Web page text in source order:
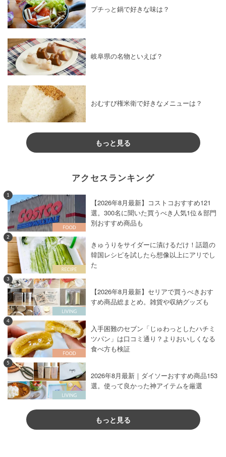
プチっと鍋で好きな味は？
岐阜県の名物といえば？
おむすび権米衛で好きなメニューは？
もっと見る
アクセスランキング
1
【2026年8月最新】コストコおすすめ121
選。300名に聞いた買うべき人気1位＆部門
別おすすめ商品も
2
きゅうりをサイダーに漬けるだけ！話題の
韓国レシピを試したら想像以上にアリでし
た
3
【2026年8月最新】セリアで買うべきおす
すめ商品総まとめ。雑貨や収納グッズも
4
入手困難のセブン「じゅわっとしたハチミ
ツパン」は口コミ通り？よりおいしくなる
食べ方も検証
5
2026年8月最新｜ダイソーおすすめ商品153
選。使って良かった神アイテムを厳選
もっと見る